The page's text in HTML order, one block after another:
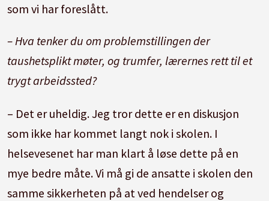
som vi har foreslått.
– Hva tenker du om problemstillingen der
taushetsplikt møter, og trumfer, lærernes rett til et
trygt arbeidssted?
– Det er uheldig. Jeg tror dette er en diskusjon
som ikke har kommet langt nok i skolen. I
helsevesenet har man klart å løse dette på en
mye bedre måte. Vi må gi de ansatte i skolen den
samme sikkerheten på at ved hendelser og